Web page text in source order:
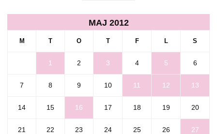
MAJ 2012
M T O T F L S
1 2 3 4 5 6
7 8 9 10 11 12 13
14 15 16 17 18 19 20
21 22 23 24 25 26 27